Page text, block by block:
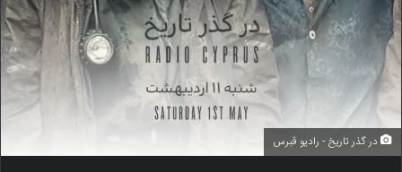
در گذر تاریخ - رادیو قبرس